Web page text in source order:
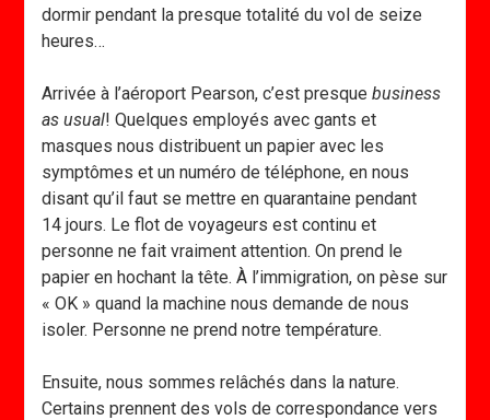
dormir pendant la presque totalité du vol de seize
heures…
Arrivée à l’aéroport Pearson, c’est presquebusiness
as usual! Quelques employés avec gants et
masques nous distribuent un papier avec les
symptômes et un numéro de téléphone, en nous
disant qu’il faut se mettre en quarantaine pendant
14 jours. Le flot de voyageurs est continu et
personne ne fait vraiment attention. On prend le
papier en hochant la tête. À l’immigration, on pèse sur
« OK » quand la machine nous demande de nous
isoler. Personne ne prend notre température.
Ensuite, nous sommes relâchés dans la nature.
Certains prennent des vols de correspondance vers